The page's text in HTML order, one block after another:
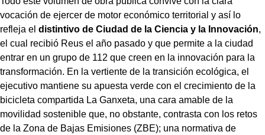
vocación de ejercer de motor económico territorial y así lo
refleja el distintivo de Ciudad de la Ciencia y la Innovación,
el cual recibió Reus el año pasado y que permite a la ciudad
entrar en un grupo de 112 que creen en la innovación para la
transformación. En la vertiente de la transición ecológica, el
ejecutivo mantiene su apuesta verde con el crecimiento de la
bicicleta compartida La Ganxeta, una cara amable de la
movilidad sostenible que, no obstante, contrasta con los retos
de la Zona de Bajas Emisiones (ZBE); una normativa de